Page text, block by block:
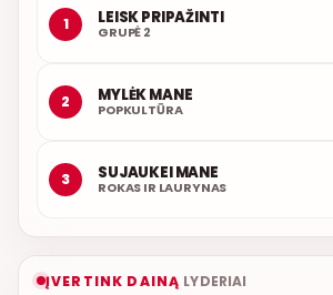
1 LEISK PRIPAŽINTI
GRUPĖ 2
2 MYLĖK MANE
POPKULTŪRA
3 SUJAUKEI MANE
ROKAS IR LAURYNAS
ĮVERTINK DAINĄ LYDERIAI